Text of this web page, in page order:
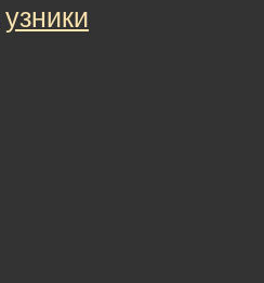
узники